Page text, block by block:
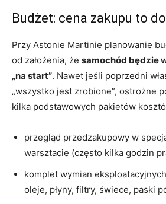
Budżet: cena zakupu to
Przy Astonie Martinie planowanie
od założenia, że samochód będzie
„na start”. Nawet jeśli poprzedni
„wszystko jest zrobione”, ostrożne
kilka podstawowych pakietów
przegląd przedzakupowy w
warsztacie (często kilka godzin
komplet wymian
oleje, płyny, filtry, świece, paski